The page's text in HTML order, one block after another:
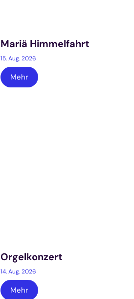
Mariä Himmelfahrt
15. Aug. 2026
Mehr
Orgelkonzert
14. Aug. 2026
Mehr